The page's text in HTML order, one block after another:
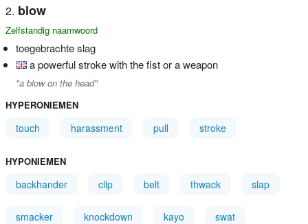
blow
Zelfstandig naamwoord
toegebrachte slag
a powerful stroke with the fist or a weapon
"a blow on the head"
HYPERONIEMEN
touch harassment pull stroke
HYPONIEMEN
backhander clip belt thwack slap
smacker knockdown kayo swat